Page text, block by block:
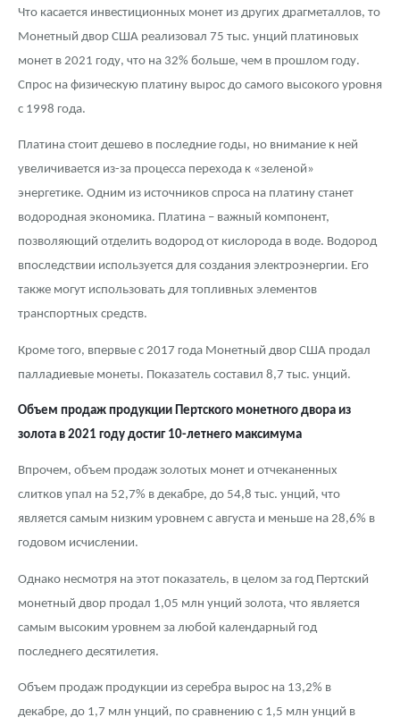
Что касается инвестиционных монет из других драгметаллов, то
Монетный двор США реализовал 75 тыс. унций платиновых
монет в 2021 году, что на 32% больше, чем в прошлом году.
Спрос на физическую платину вырос до самого высокого уровня
с 1998 года.
Платина стоит дешево в последние годы, но внимание к ней
увеличивается из-за процесса перехода к «зеленой»
энергетике. Одним из источников спроса на платину станет
водородная экономика. Платина – важный компонент,
позволяющий отделить водород от кислорода в воде. Водород
впоследствии используется для создания электроэнергии. Его
также могут использовать для топливных элементов
транспортных средств.
Кроме того, впервые с 2017 года Монетный двор США продал
палладиевые монеты. Показатель составил 8,7 тыс. унций.
Объем продаж продукции Пертского монетного двора из
золота в 2021 году достиг 10-летнего максимума
Впрочем, объем продаж золотых монет и отчеканенных
слитков упал на 52,7% в декабре, до 54,8 тыс. унций, что
является самым низким уровнем с августа и меньше на 28,6% в
годовом исчислении.
Однако несмотря на этот показатель, в целом за год Пертский
монетный двор продал 1,05 млн унций золота, что является
самым высоким уровнем за любой календарный год
последнего десятилетия.
Объем продаж продукции из серебра вырос на 13,2% в
декабре, до 1,7 млн унций, по сравнению с 1,5 млн унций в